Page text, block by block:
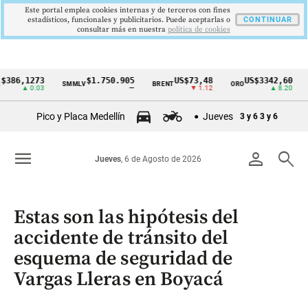
Cintillo
Colombia
0.03
SMMLV$1.750.905 BRENT US$73,48
▼ 1.12
ORO US$3342,60
Pico y Placa Medellín Jueves 3 y 6 3 y 6
person search
Jueves, 6 de Agosto de 2026
menu
Estas son las hipótesis del
accidente de tránsito del
esquema de seguridad de
Vargas Lleras en Boyacá
Este portal emplea cookies internas y de terceros con fines
estadísticos, funcionales y publicitarios. Puede aceptarlas o
consultar más en nuestra politica de cookies
CONTINUAR